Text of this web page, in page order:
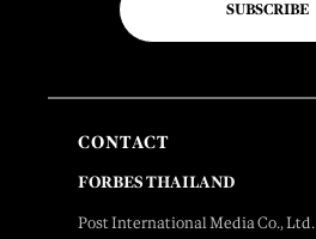
SUBSCRIBE
CONTACT
FORBES THAILAND
Post International Media Co., Ltd.